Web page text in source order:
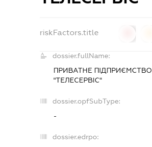
riskFactors.title
dossier.fullName:
ПРИВАТНЕ ПІДПРИЄМСТВО
"ТЕЛЕСЕРВІС"
dossier.opfSubType:
-
dossier.edrpo: